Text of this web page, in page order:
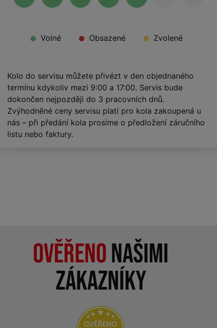
Volné Obsazené Zvolené
Kolo do servisu můžete přivézt v den objednaného
termínu kdykoliv mezi 9:00 a 17:00. Servis bude
dokončen nejpozději do 3 pracovních dnů.
Zvýhodněné ceny servisu platí pro kola zakoupená u
nás – při předání kola prosíme o předložení záručního
listu nebo faktury.
Ověřenonašimi
zákazníky